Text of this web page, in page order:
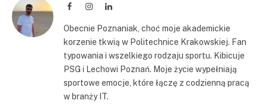
FacebookInstagramLinkedIn
Obecnie Poznaniak, choć moje akademickie
korzenie tkwią w Politechnice Krakowskiej. Fan
typowania i wszelkiego rodzaju sportu. Kibicuje
PSG i Lechowi Poznań. Moje życie wypełniają
sportowe emocje, które łączę z codzienną pracą
w branży IT.